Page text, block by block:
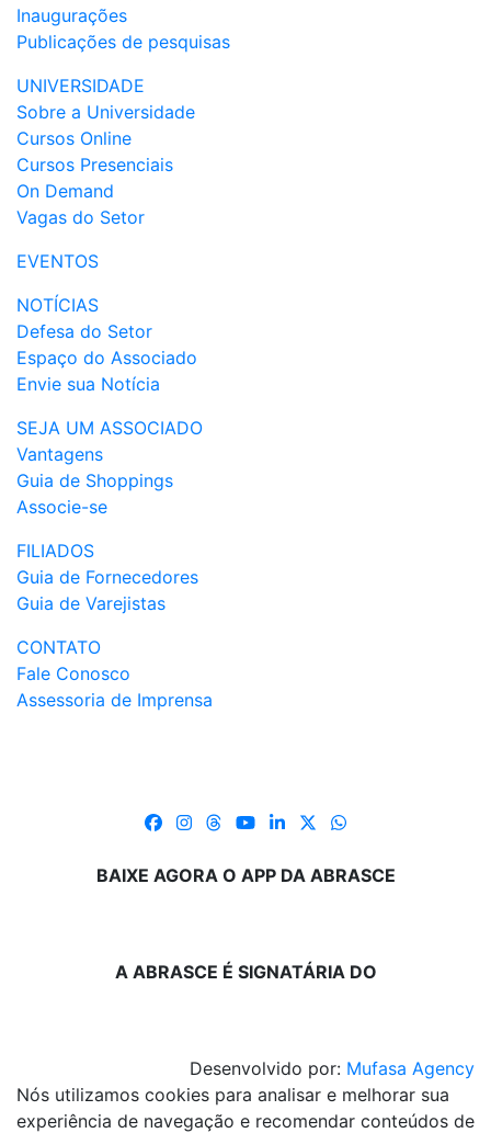
Inaugurações
Publicações de pesquisas
UNIVERSIDADE
Sobre a Universidade
Cursos Online
Cursos Presenciais
On Demand
Vagas do Setor
EVENTOS
NOTÍCIAS
Defesa do Setor
Espaço do Associado
Envie sua Notícia
SEJA UM ASSOCIADO
Vantagens
Guia de Shoppings
Associe-se
FILIADOS
Guia de Fornecedores
Guia de Varejistas
CONTATO
Fale Conosco
Assessoria de Imprensa
BAIXE AGORA O APP DA ABRASCE
A ABRASCE É SIGNATÁRIA DO
Desenvolvido por: Mufasa Agency
Nós utilizamos cookies para analisar e melhorar sua
experiência de navegação e recomendar conteúdos de